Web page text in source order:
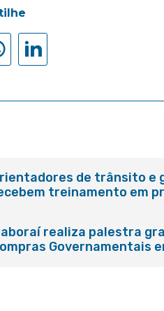
de trânsito e
treinamento em
realiza palestra
Governamentais